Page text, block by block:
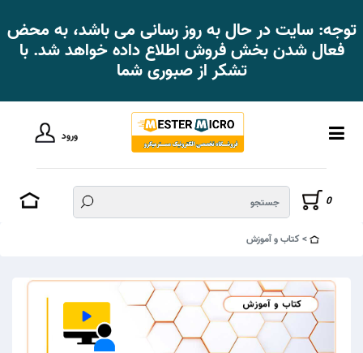
توجه: سایت در حال به روز رسانی می باشد، به محض
فعال شدن بخش فروش اطلاع داده خواهد شد. با
تشکر از صبوری شما
ورود
0
کتاب و آموزش